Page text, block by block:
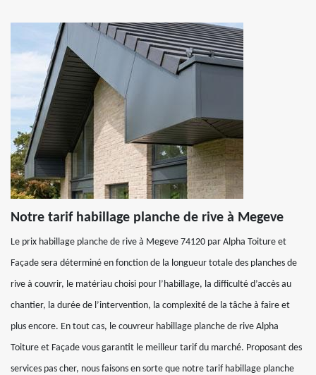
Notre tarif habillage planche de rive à Megeve
Le prix habillage planche de rive à Megeve 74120 par Alpha Toiture et
Façade sera déterminé en fonction de la longueur totale des planches de
rive à couvrir, le matériau choisi pour l’habillage, la difficulté d’accès au
chantier, la durée de l’intervention, la complexité de la tâche à faire et
plus encore. En tout cas, le couvreur habillage planche de rive Alpha
Toiture et Façade vous garantit le meilleur tarif du marché. Proposant des
services pas cher, nous faisons en sorte que notre tarif habillage planche